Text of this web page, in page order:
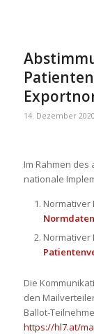
14. Dezember 2020
Im Rahmen des
nationale
Normativer
Normativer
Die
den
Ballot-
https://hl7.at/